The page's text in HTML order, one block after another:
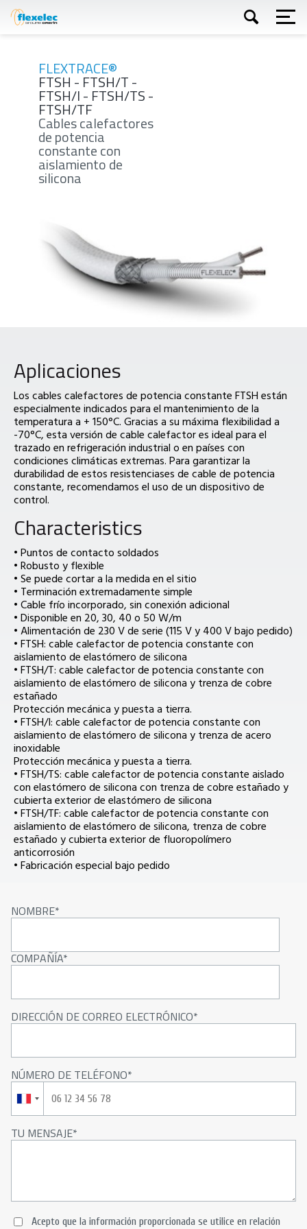
Skip
to
FLEXTRACE®
FTSH - FTSH/T -
FTSH/I - FTSH/TS -
FTSH/TF
Cables calefactores
de potencia
constante con
aislamiento de
silicona
Aplicaciones
Los cables calefactores de potencia constante FTSH están
especialmente indicados para el mantenimiento de la
temperatura a + 150°C. Gracias a su máxima flexibilidad a
-70°C, esta versión de cable calefactor es ideal para el
trazado en refrigeración industrial o en países con
condiciones climáticas extremas. Para garantizar la
durabilidad de estos resistenciases de cable de potencia
constante, recomendamos el uso de un dispositivo de
control.
Characteristics
• Puntos de contacto soldados
• Robusto y flexible
• Se puede cortar a la medida en el sitio
• Terminación extremadamente simple
• Cable frío incorporado, sin conexión adicional
• Disponible en 20, 30, 40 o 50 W/m
• Alimentación de 230 V de serie (115 V y 400 V bajo pedido)
• FTSH: cable calefactor de potencia constante con
aislamiento de elastómero de silicona
• FTSH/T: cable calefactor de potencia constante con
aislamiento de elastómero de silicona y trenza de cobre
estañado
Protección mecánica y puesta a tierra.
• FTSH/I: cable calefactor de potencia constante con
aislamiento de elastómero de silicona y trenza de acero
inoxidable
Protección mecánica y puesta a tierra.
• FTSH/TS: cable calefactor de potencia constante aislado
con elastómero de silicona con trenza de cobre estañado y
cubierta exterior de elastómero de silicona
• FTSH/TF: cable calefactor de potencia constante con
aislamiento de elastómero de silicona, trenza de cobre
estañado y cubierta exterior de fluoropolímero
anticorrosión
• Fabricación especial bajo pedido
NOMBRE
COMPAÑÍA
DIRECCIÓN DE CORREO ELECTRÓNICO
NÚMERO DE TELÉFONO
TU MENSAJE
Acepto que la información proporcionada se utilice en relación